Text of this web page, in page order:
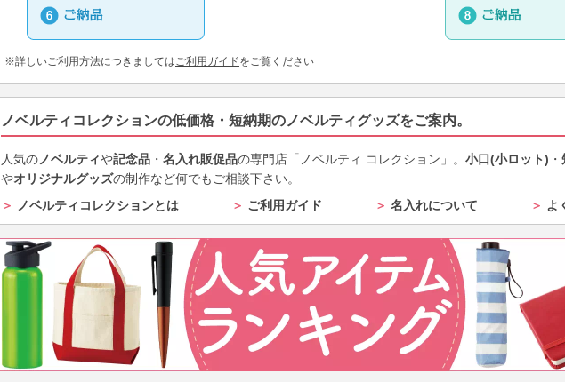
※詳しいご利用方法につきましてはご利用ガイドをご覧ください
ノベルティコレクションの低価格・短納期のノベルティグッズをご案内。
人気のノベルティや記念品 ・ 名入れ販促品の専門店「ノベルティ コレクション」。 小口(小ロット) ・
やオリジナルグッズの制作など何でもご相談下さい。
＞
ノベルティコレクションとは ＞ ご利用ガイド ＞ 名入れについて ＞ よ